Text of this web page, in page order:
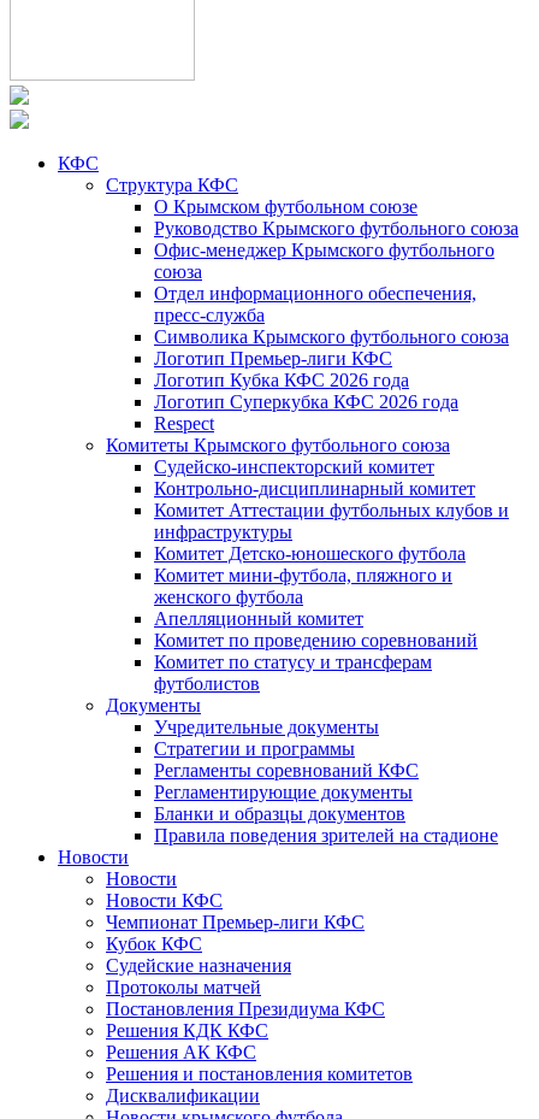
КФС
Структура КФС
О Крымском футбольном союзе
Руководство Крымского футбольного союза
Офис-менеджер Крымского футбольного
союза
Отдел информационного обеспечения,
пресс-служба
Символика Крымского футбольного союза
Логотип Премьер-лиги КФС
Логотип Кубка КФС 2026 года
Логотип Суперкубка КФС 2026 года
Respect
Комитеты Крымского футбольного союза
Судейско-инспекторский комитет
Контрольно-дисциплинарный комитет
Комитет Аттестации футбольных клубов и
инфраструктуры
Комитет Детско-юношеского футбола
Комитет мини-футбола, пляжного и
женского футбола
Апелляционный комитет
Комитет по проведению соревнований
Комитет по статусу и трансферам
футболистов
Документы
Учредительные документы
Стратегии и программы
Регламенты соревнований КФС
Регламентирующие документы
Бланки и образцы документов
Правила поведения зрителей на стадионе
Новости
Новости
Новости КФС
Чемпионат Премьер-лиги КФС
Кубок КФС
Судейские назначения
Протоколы матчей
Постановления Президиума КФС
Решения КДК КФС
Решения АК КФС
Решения и постановления комитетов
Дисквалификации